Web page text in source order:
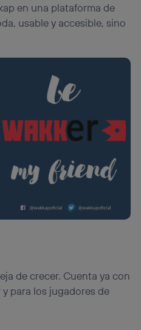
en una plataforma de
usable y accesible, sino
de crecer. Cuenta ya con
para los jugadores de